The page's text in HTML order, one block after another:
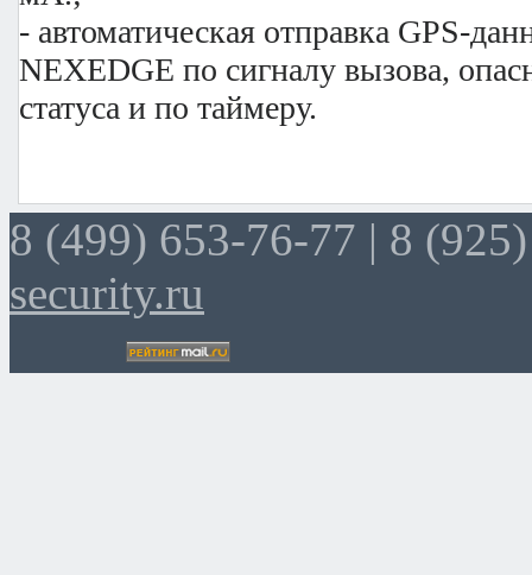
- автоматическая отправка GPS-
NEXEDGE по сигналу вызова,
статуса и по таймеру.
8 (499) 653-76-77 | 8
security.ru